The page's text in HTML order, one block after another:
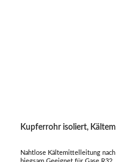
Kupferrohr isoliert,
Nahtlose Kältemittelleitung